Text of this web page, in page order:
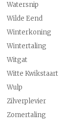
Watersnip
Wilde Eend
Winterkoning
Wintertaling
Witgat
Witte Kwikstaart
Wulp
Zilverplevier
Zomertaling